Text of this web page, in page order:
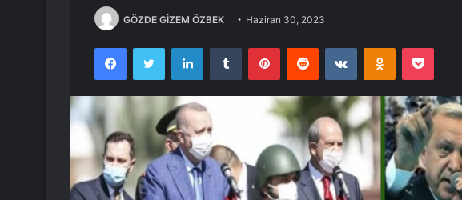
GÖZDE GİZEM ÖZBEK Haziran 30, 2023
FacebookTwitter LinkedInTumblr PinterestReddit VKontakteOdnoklassniki
Pocket